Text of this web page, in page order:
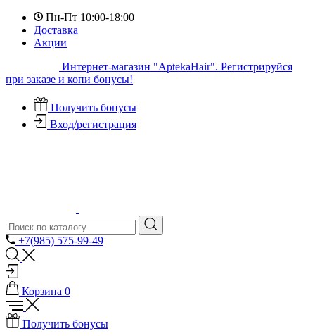
Пн-Пт 10:00-18:00
Доставка
Акции
Интернет-магазин "AptekaHair". Регистрируйся
при заказе и копи бонусы!
Получить бонусы
Вход/регистрация
+7(985) 575-99-49
Корзина 0
Получить бонусы